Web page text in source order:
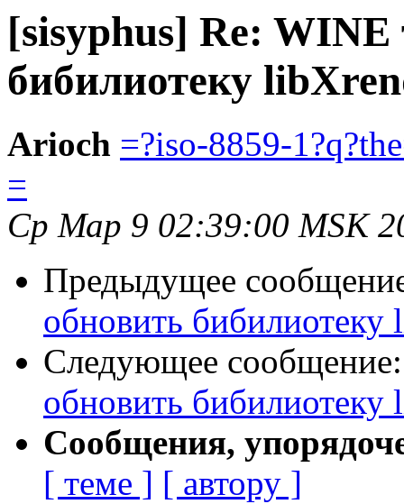
[sisyphus] Re: WINE
бибилиотеку
Arioch =?iso-8859-
=
Ср Мар 9 02:39:00 MSK
Предыдущее
обновить бибилиотеку
Следующее
обновить бибилиотеку
Сообщения,
[ теме ] [ автору ]